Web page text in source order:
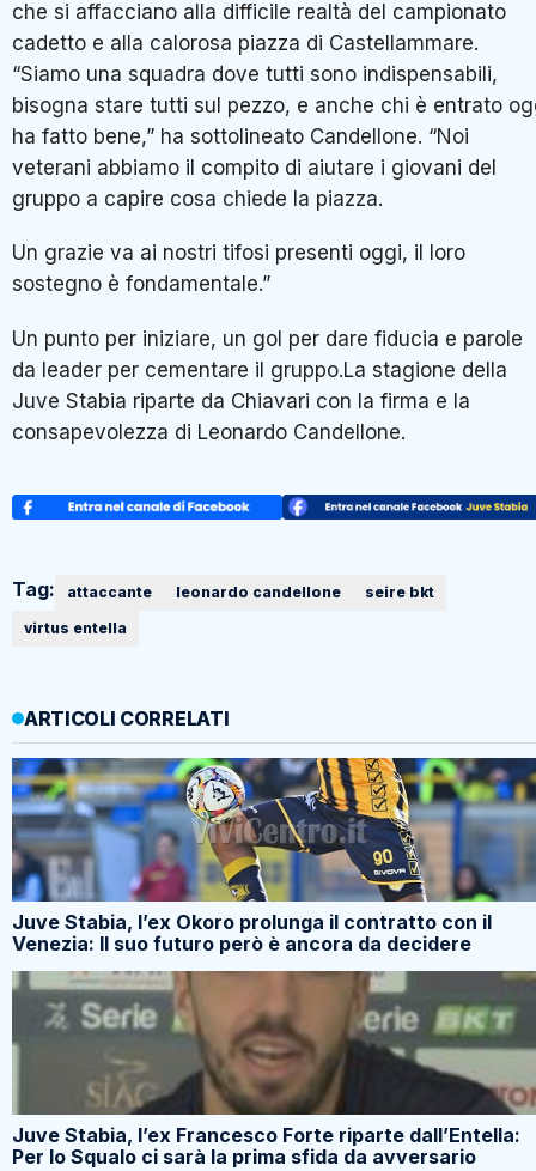
che si affacciano alla difficile realtà del campionato
cadetto e alla calorosa piazza di Castellammare.
“Siamo una squadra dove tutti sono indispensabili,
bisogna stare tutti sul pezzo, e anche chi è entrato
ha fatto bene,” ha sottolineato Candellone. “Noi
veterani abbiamo il compito di aiutare i giovani del
gruppo a capire cosa chiede la piazza.
Un grazie va ai nostri tifosi presenti oggi, il loro
sostegno è fondamentale.”
Un punto per iniziare, un gol per dare fiducia e parole
da leader per cementare il gruppo.La stagione della
Juve Stabia riparte da Chiavari con la firma e la
consapevolezza di Leonardo Candellone.
Tag: attaccante leonardo candellone
seire bkt
virtus entella
ARTICOLI CORRELATI
Juve Stabia, l’ex Okoro prolunga il contratto con il
Venezia: Il suo futuro però è ancora da decidere
Juve Stabia, l’ex Francesco Forte riparte dall’Entella:
Per lo Squalo ci sarà la prima sfida da avversario